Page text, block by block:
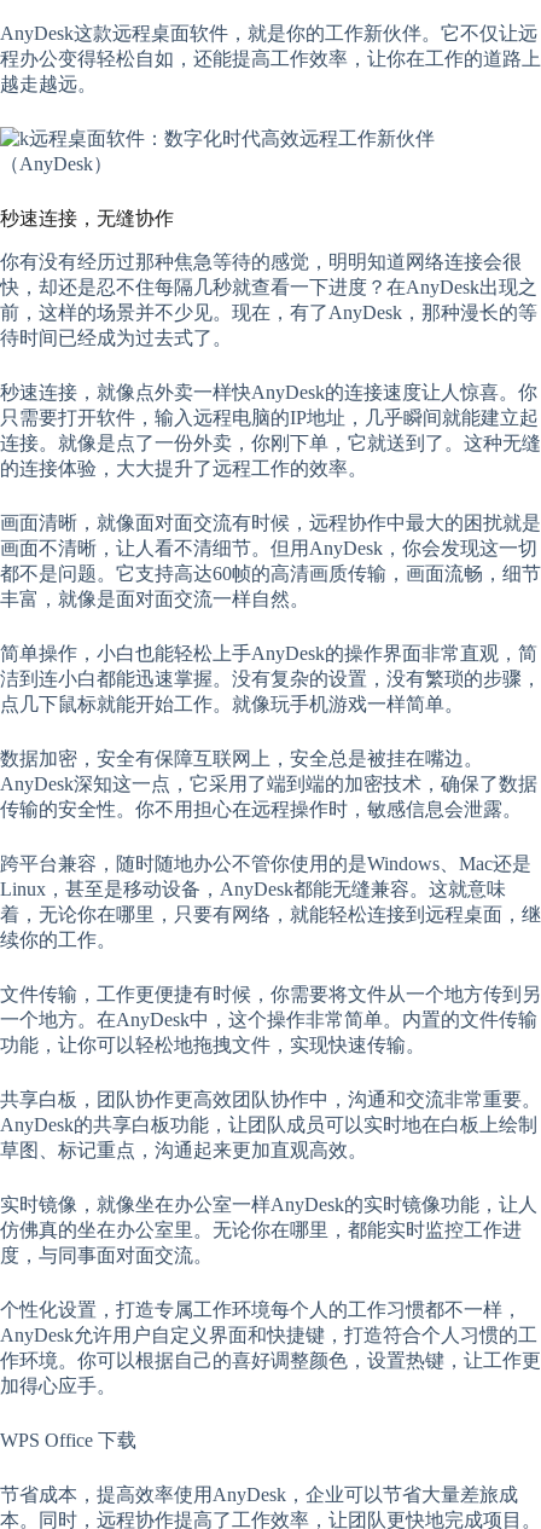
AnyDesk这款远程桌面软件，就是你的工作新伙伴。它不仅让远
程办公变得轻松自如，还能提高工作效率，让你在工作的道路上
越走越远。
秒速连接，无缝协作
你有没有经历过那种焦急等待的感觉，明明知道网络连接会很
快，却还是忍不住每隔几秒就查看一下进度？在AnyDesk出现之
前，这样的场景并不少见。现在，有了AnyDesk，那种漫长的等
待时间已经成为过去式了。
秒速连接，就像点外卖一样快AnyDesk的连接速度让人惊喜。你
只需要打开软件，输入远程电脑的IP地址，几乎瞬间就能建立起
连接。就像是点了一份外卖，你刚下单，它就送到了。这种无缝
的连接体验，大大提升了远程工作的效率。
画面清晰，就像面对面交流有时候，远程协作中最大的困扰就是
画面不清晰，让人看不清细节。但用AnyDesk，你会发现这一切
都不是问题。它支持高达60帧的高清画质传输，画面流畅，细节
丰富，就像是面对面交流一样自然。
简单操作，小白也能轻松上手AnyDesk的操作界面非常直观，简
洁到连小白都能迅速掌握。没有复杂的设置，没有繁琐的步骤，
点几下鼠标就能开始工作。就像玩手机游戏一样简单。
数据加密，安全有保障互联网上，安全总是被挂在嘴边。
AnyDesk深知这一点，它采用了端到端的加密技术，确保了数据
传输的安全性。你不用担心在远程操作时，敏感信息会泄露。
跨平台兼容，随时随地办公不管你使用的是Windows、Mac还是
Linux，甚至是移动设备，AnyDesk都能无缝兼容。这就意味
着，无论你在哪里，只要有网络，就能轻松连接到远程桌面，继
续你的工作。
文件传输，工作更便捷有时候，你需要将文件从一个地方传到另
一个地方。在AnyDesk中，这个操作非常简单。内置的文件传输
功能，让你可以轻松地拖拽文件，实现快速传输。
共享白板，团队协作更高效团队协作中，沟通和交流非常重要。
AnyDesk的共享白板功能，让团队成员可以实时地在白板上绘制
草图、标记重点，沟通起来更加直观高效。
实时镜像，就像坐在办公室一样AnyDesk的实时镜像功能，让人
仿佛真的坐在办公室里。无论你在哪里，都能实时监控工作进
度，与同事面对面交流。
个性化设置，打造专属工作环境每个人的工作习惯都不一样，
AnyDesk允许用户自定义界面和快捷键，打造符合个人习惯的工
作环境。你可以根据自己的喜好调整颜色，设置热键，让工作更
加得心应手。
WPS Office 下载
节省成本，提高效率使用AnyDesk，企业可以节省大量差旅成
本。同时，远程协作提高了工作效率，让团队更快地完成项目。